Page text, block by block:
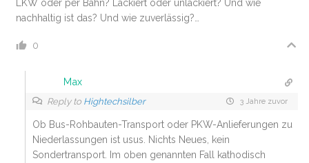
LKW oder per Bahn? Lackiert oder unlackiert? Und wie
nachhaltig ist das? Und wie zuverlässig?…
0
Max
Reply to Hightechsilber 3 Jahre zuvor
Ob Bus-Rohbauten-Transport oder PKW-Anlieferungen zu
Niederlassungen ist usus. Nichts Neues, kein
Sondertransport. Im oben genannten Fall kathodisch